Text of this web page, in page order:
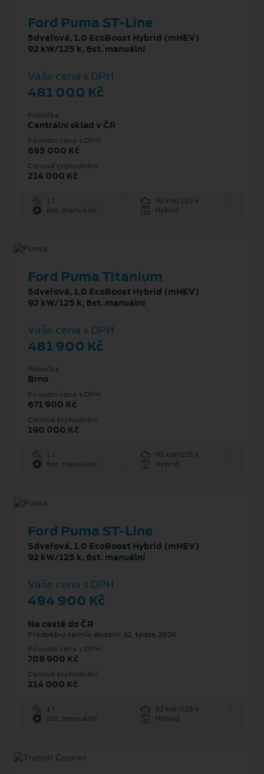
Ford Puma ST-Line
5dveřová, 1.0 EcoBoost Hybrid (mHEV)
92 kW/125 k, 6st. manuální
Vaše cena s DPH
481 000 Kč
Pobočka
Centrální sklad v ČR
Původní cena s DPH
695 000 Kč
Cenové zvýhodnění
214 000 Kč
1 l
92 kW/125 k
6st. manuální
Hybrid
Ford Puma Titanium
5dveřová, 1.0 EcoBoost Hybrid (mHEV)
92 kW/125 k, 6st. manuální
Vaše cena s DPH
481 900 Kč
Pobočka
Brno
Původní cena s DPH
671 900 Kč
Cenové zvýhodnění
190 000 Kč
1 l
92 kW/125 k
6st. manuální
Hybrid
Ford Puma ST-Line
5dveřová, 1.0 EcoBoost Hybrid (mHEV)
92 kW/125 k, 6st. manuální
Vaše cena s DPH
494 900 Kč
Na cestě do ČR
Předběžný termín dodání: 32. týden 2026
Původní cena s DPH
708 900 Kč
Cenové zvýhodnění
214 000 Kč
1 l
92 kW/125 k
6st. manuální
Hybrid